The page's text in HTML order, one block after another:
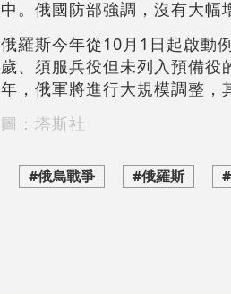
中。俄國防部強調，沒有大幅
俄羅斯今年從10月1日起啟動
歲、須服兵役但未列入預備
年，俄軍將進行大規模調整，
圖：塔斯社
#俄烏戰爭 #俄羅斯